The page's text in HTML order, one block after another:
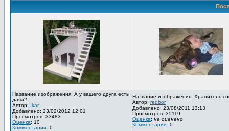
Название изображения: А у вашего друга есть
дача?
Автор: Ikar
Добавлено: 23/02/2012 12:01
Просмотров: 33483
Оценка: 10
Комментарии: 0
Название изображения: Хранитель
Автор: redbor
Добавлено: 23/08/2011 13:13
Просмотров: 35119
Оценка: не оценено
Комментарии: 0